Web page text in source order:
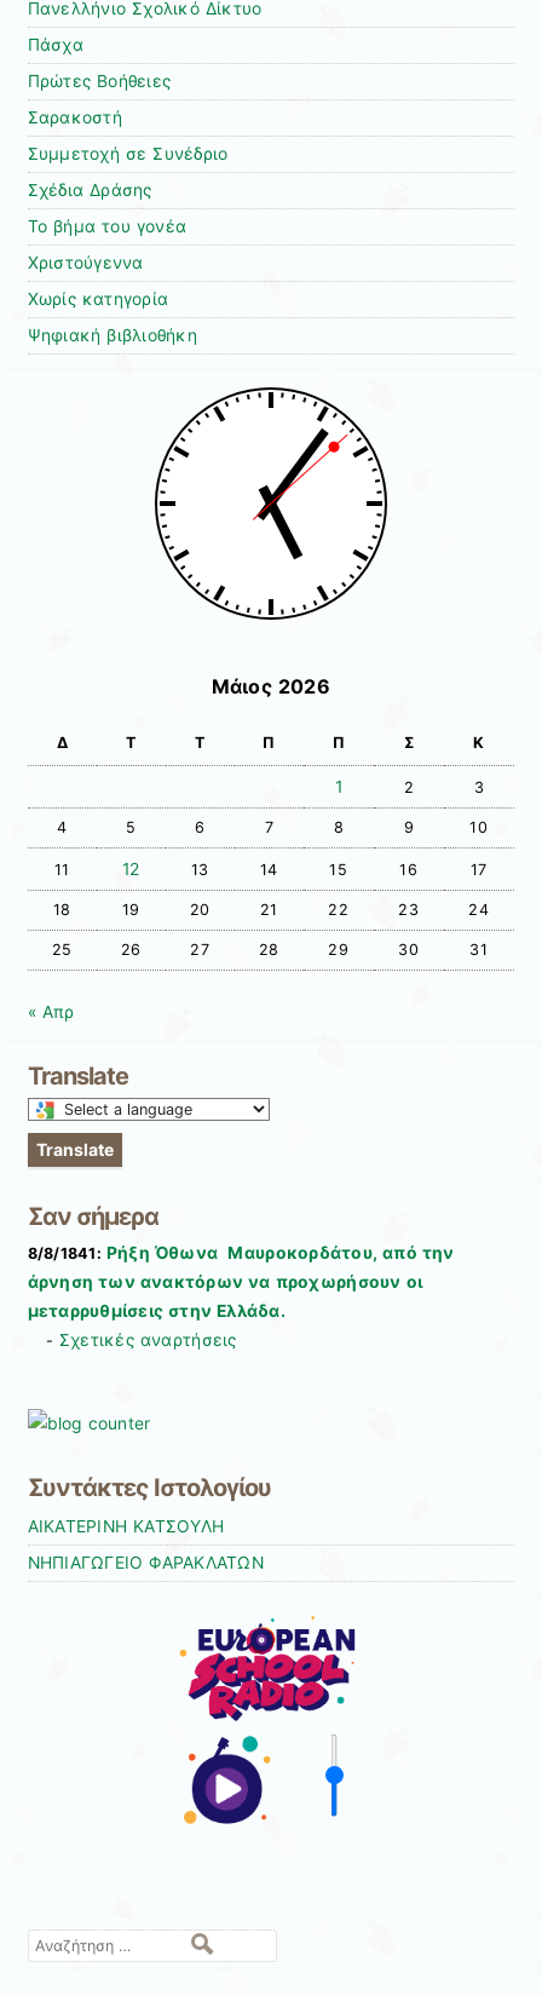
Πανελλήνιο Σχολικό Δίκτυο
Πάσχα
Πρώτες Βοήθειες
Σαρακοστή
Συμμετοχή σε Συνέδριο
Σχέδια Δράσης
Το βήμα του γονέα
Χριστούγεννα
Χωρίς κατηγορία
Ψηφιακή βιβλιοθήκη
Μάιος 2026
Δ Τ Τ Π Π Σ Κ
1 2 3
4 5 6 7 8 9 10
11 12 13 14 15 16 17
18 19 20 21 22 23 24
25 26 27 28 29 30 31
« Απρ
Translate
Select
a
translate
Translate
Σαν σήμερα
8/8/1841: Ρήξη Όθωνα  Μαυροκορδάτου, από την
άρνηση των ανακτόρων να προχωρήσουν οι
μεταρρυθμίσεις στην Ελλάδα.
- Σχετικές αναρτήσεις
Συντάκτες Ιστολογίου
ΑΙΚΑΤΕΡΙΝΗ ΚΑΤΣΟΥΛΗ
ΝΗΠΙΑΓΩΓΕΙΟ ΦΑΡΑΚΛΑΤΩΝ
Αναζήτηση